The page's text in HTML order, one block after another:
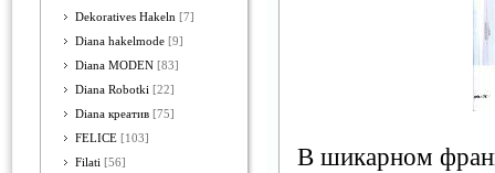
Dekoratives Hakeln [7]
Diana hakelmode [9]
Diana MODEN [83]
Diana Robotki [22]
Diana креатив [75]
FELICE [103]
Filati [56]
В шикарном